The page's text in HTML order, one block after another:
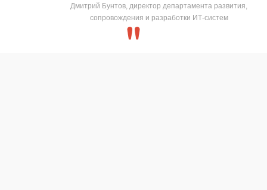
Дмитрий Бунтов, директор департамента развития,
сопровождения и разработки ИТ-систем